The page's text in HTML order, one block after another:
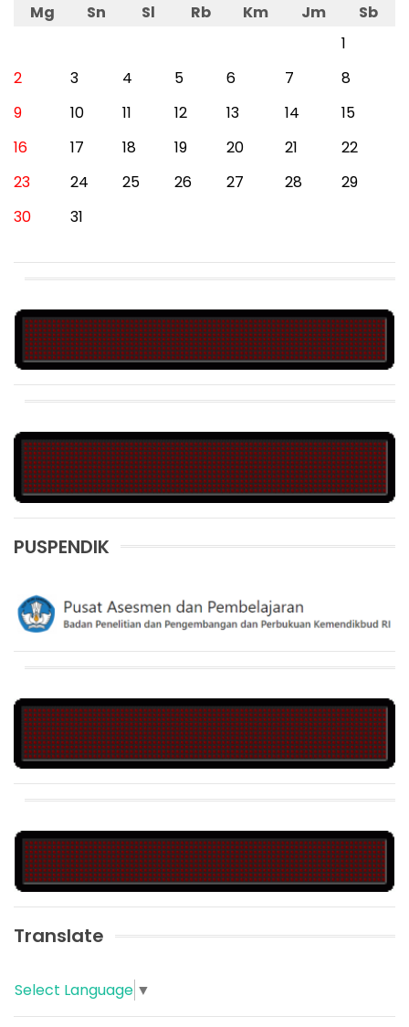
Mg Sn Sl Rb Km Jm
Sb
1
2
3 4 5 6 7
8
9
10 11 12 13 14
15
16
17 18 19 20 21
22
23
24 25 26 27 28
29
30
31
PUSPENDIK
Translate
Select Language ▼